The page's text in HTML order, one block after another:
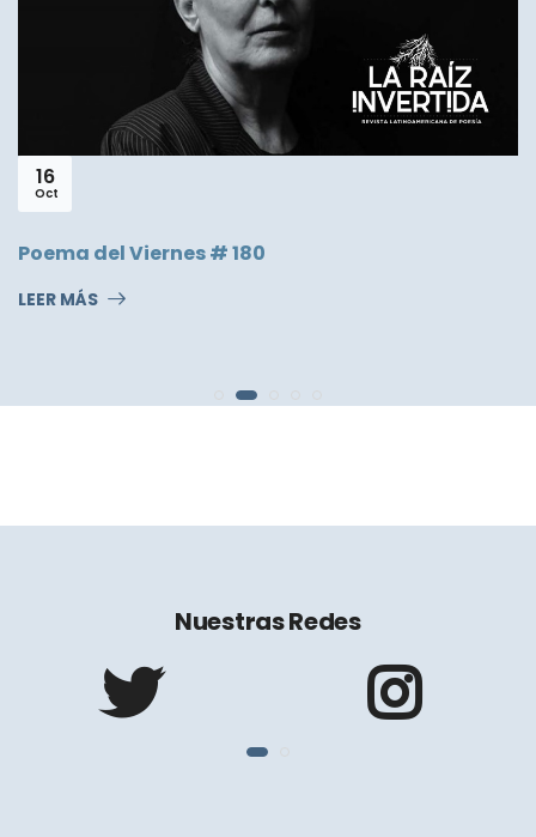
16
Oct
Poema del Viernes # 180
LEER MÁS
Nuestras Redes